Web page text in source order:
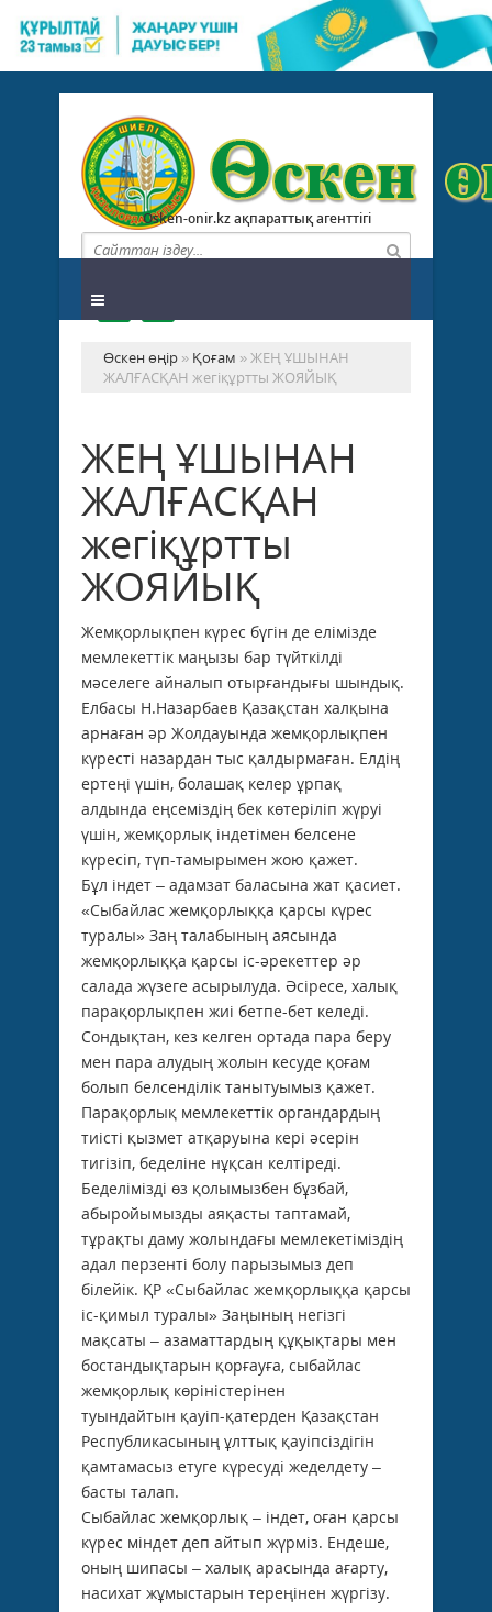
Osken-onir.kz ақпараттық агенттігі
Өскен өңір » Қоғам » ЖЕҢ ҰШЫНАН
ЖАЛҒАСҚАН жегіқұртты ЖОЯЙЫҚ
ЖЕҢ ҰШЫНАН
ЖАЛҒАСҚАН
жегіқұртты
ЖОЯЙЫҚ
Жемқорлықпен күрес бүгін де елімізде
мемлекеттік маңызы бар түйткілді
мәселеге айналып отырғандығы шындық.
Елбасы Н.Назарбаев Қазақстан халқына
арнаған әр Жолдауында жемқорлықпен
күресті назардан тыс қалдырмаған. Елдің
ертеңі үшін, болашақ келер ұрпақ
алдында еңсеміздің бек көтеріліп жүруі
үшін, жемқорлық індетімен белсене
күресіп, түп-тамырымен жою қажет.
Бұл індет – адамзат баласына жат қасиет.
«Сыбайлас жемқорлыққа қарсы күрес
туралы» Заң талабының аясында
жемқорлыққа қарсы іс-әрекеттер әр
салада жүзеге асырылуда. Әсіресе, халық
парақорлықпен жиі бетпе-бет келеді.
Сондықтан, кез келген ортада пара беру
мен пара алудың жолын кесуде қоғам
болып белсенділік танытуымыз қажет.
Парақорлық мемлекеттік органдардың
тиісті қызмет атқаруына кері әсерін
тигізіп, беделіне нұқсан келтіреді.
Беделімізді өз қолымызбен бұзбай,
абыройымызды аяқасты таптамай,
тұрақты даму жолындағы мемлекетіміздің
адал перзенті болу парызымыз деп
білейік. ҚР «Сыбайлас жемқорлыққа қарсы
іс-қимыл туралы» Заңының негізгі
мақсаты – азаматтардың құқықтары мен
бостандықтарын қорғауға, сыбайлас
жемқорлық көрiнiстерiнен
туын­­дайтын қауіп-қатерден Қазақстан
Республикасының ұлттық қауiпсiздiгiн
қамтамасыз етуге күресуді жеделдету –
басты талап.
Сыбайлас жемқорлық – індет, оған қарсы
күрес міндет деп айтып жүрміз. Ендеше,
оның шипасы – халық арасында ағарту,
насихат жұмыстарын тереңінен жүргізу.